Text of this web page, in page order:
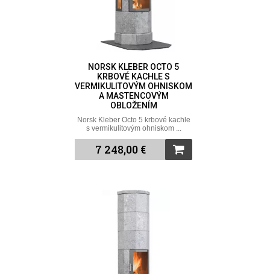
NORSK KLEBER OCTO 5
KRBOVÉ KACHLE S
VERMIKULITOVÝM OHNISKOM
A MASTENCOVÝM
OBLOŽENÍM
Norsk Kleber Octo 5 krbové kachle
s vermikulitovým ohniskom ...
7 248,00 €